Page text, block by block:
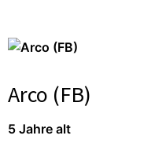
Arco (FB)
5 Jahre alt